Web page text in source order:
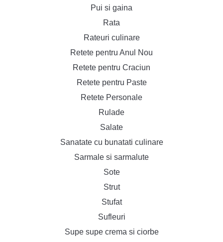
Pui si gaina
Rata
Rateuri culinare
Retete pentru Anul Nou
Retete pentru Craciun
Retete pentru Paste
Retete Personale
Rulade
Salate
Sanatate cu bunatati culinare
Sarmale si sarmalute
Sote
Strut
Stufat
Sufleuri
Supe supe crema si ciorbe